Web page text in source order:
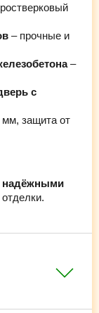
– прочные и
–
с
защита от
надёжными